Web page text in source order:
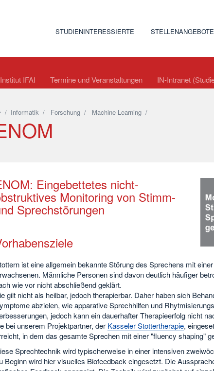
STUDIENINTERESSIERTE STELLENANGEBOTE
Institut IFAI Termine und Veranstaltungen IN-Intranet
/ Informatik/ Forschung/ Machine Learning/
Eingebettetes nicht-
Monitoring von Stimm-
Sprechstörungen
ist eine allgemein bekannte Störung des Sprechens mit
Männliche Personen sind davon deutlich häufiger
wie vor nicht abschließend geklärt.
gilt nicht als heilbar, jedoch therapierbar. Daher haben sich
abzielen, wie apparative Sprechhilfen und
jedoch kann ein dauerhafter Therapieerfolg nicht
bei unserem Projektpartner, der Kasseler Stottertherapie,
in dem das gesamte Sprechen mit einer "fluency shaping"
Sprechtechnik wird typischerweise in einer intensiven
Beginn wird hier visuelles Biofeedback eingesetzt. Die